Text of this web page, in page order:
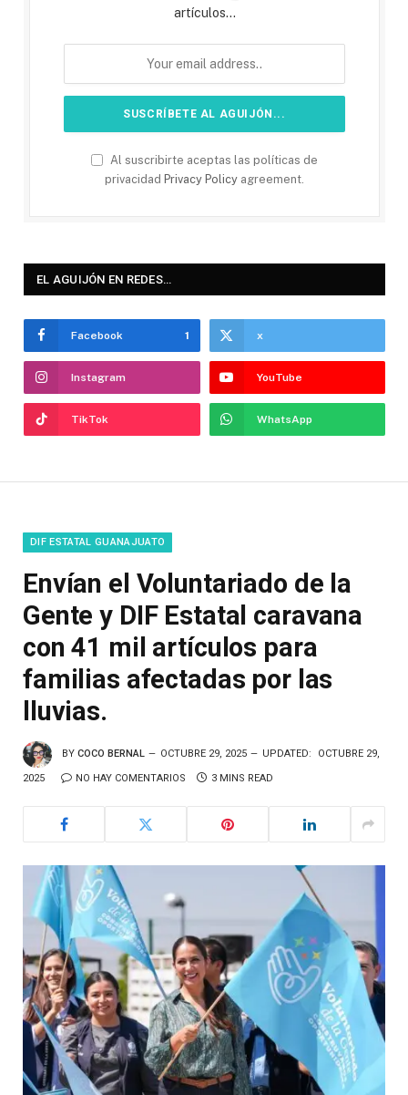
artículos...
Al suscribirte aceptas las políticas de
privacidad Privacy Policy agreement.
EL AGUIJÓN EN REDES…
Facebook 1 x
Instagram YouTube
TikTok WhatsApp
DIF ESTATAL GUANAJUATO
Envían el Voluntariado de la
Gente y DIF Estatal caravana
con 41 mil artículos para
familias afectadas por las
lluvias.
BY COCO BERNAL OCTUBRE 29, 2025 UPDATED: OCTUBRE 29,
2025 NO HAY COMENTARIOS 3 MINS READ